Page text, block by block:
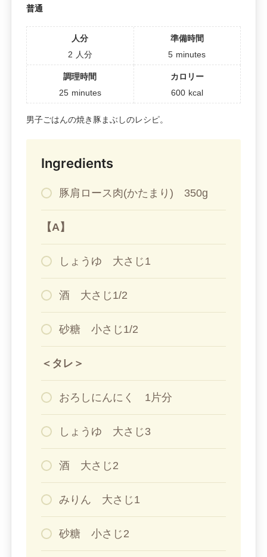
普通
人分
2 人分
準備時間
5 minutes
調理時間
25 minutes
カロリー
600 kcal
男子ごはんの焼き豚まぶしのレシピ。
Ingredients
豚肩ロース肉(かたまり) 350g
【A】
しょうゆ 大さじ1
酒 大さじ1/2
砂糖 小さじ1/2
＜タレ＞
おろしにんにく 1片分
しょうゆ 大さじ3
酒 大さじ2
みりん 大さじ1
砂糖 小さじ2